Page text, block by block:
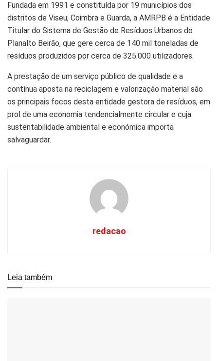
Fundada em 1991 e constituída por 19 municípios dos
distritos de Viseu, Coimbra e Guarda, a AMRPB é a Entidade
Titular do Sistema de Gestão de Resíduos Urbanos do
Planalto Beirão, que gere cerca de 140 mil toneladas de
resíduos produzidos por cerca de 325.000 utilizadores.
A prestação de um serviço público de qualidade e a
contínua aposta na reciclagem e valorização material são
os principais focos desta entidade gestora de resíduos, em
prol de uma economia tendencialmente circular e cuja
sustentabilidade ambiental e económica importa
salvaguardar.
redacao
Leia também